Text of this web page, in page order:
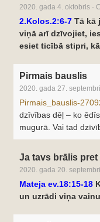
2020. gada 4. oktobris ·
2.Kolos.2:6-7 Tā kā
viņā arī dzīvojiet,
esiet ticībā stipri, kā
Pirmais bauslis
2020. gada 27.
Pirmais_bauslis-
dzīvības dēļ – ko
mugurā. Vai tad
Ja tavs brālis
2020. gada 20.
Mateja ev.18:15-18
un uzrādi viņa